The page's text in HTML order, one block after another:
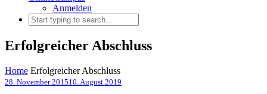
Anmelden
Erfolgreicher Abschluss
Home Erfolgreicher Abschluss
28. November 201510. August 2019